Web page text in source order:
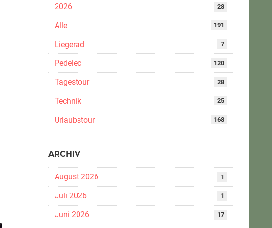
2026 28
Alle 191
Liegerad 7
Pedelec 120
Tagestour 28
Technik 25
Urlaubstour 168
ARCHIV
August 2026 1
Juli 2026 1
Juni 2026 17